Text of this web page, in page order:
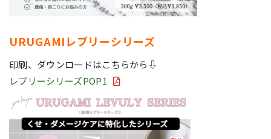
URUGAMIレブリーシリーズ
印刷、ダウンロードはこちらから⇩
レブリーシリーズPOP1